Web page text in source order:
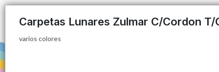
varios colores
Carpetas Lunares Zulmar C/Cordon T/
varios colores